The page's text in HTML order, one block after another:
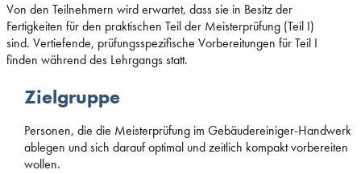
Von den Teilnehmern wird erwartet, dass sie in Besitz der
Fertigkeiten für den praktischen Teil der Meisterprüfung (Teil I)
sind. Vertiefende, prüfungsspezifische Vorbereitungen für Teil I
finden während des Lehrgangs statt.
Zielgruppe
Personen, die die Meisterprüfung im Gebäudereiniger-Handwerk
ablegen und sich darauf optimal und zeitlich kompakt vorbereiten
wollen.